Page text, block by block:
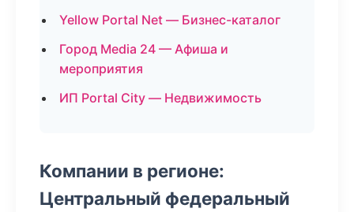
Yellow Portal Net — Бизнес-каталог
Город Media 24 — Афиша и
мероприятия
ИП Portal City — Недвижимость
Компании в регионе:
Центральный федеральный